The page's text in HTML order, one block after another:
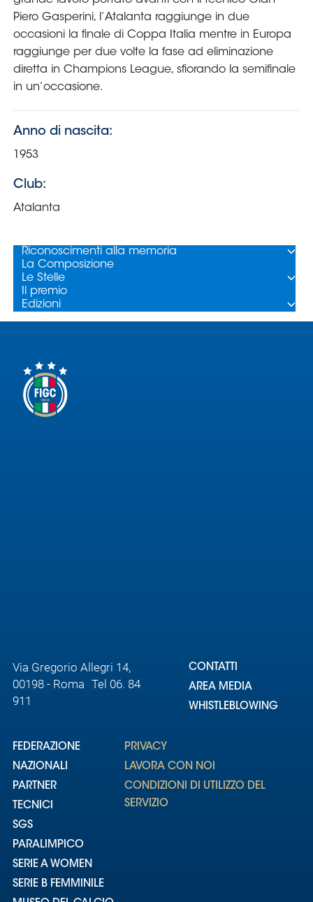
Media
Contatti
Assicurazione
Social media
Via Gregorio Allegri 14,
00198 - Roma Tel 06. 84
911
CONTATTI
AREA MEDIA
WHISTLEBLOWING
FEDERAZIONE
NAZIONALI
PARTNER
TECNICI
SGS
PARALIMPICO
SERIE A WOMEN
SERIE B FEMMINILE
PRIVACY
LAVORA CON NOI
CONDIZIONI DI UTILIZZO DEL
SERVIZIO